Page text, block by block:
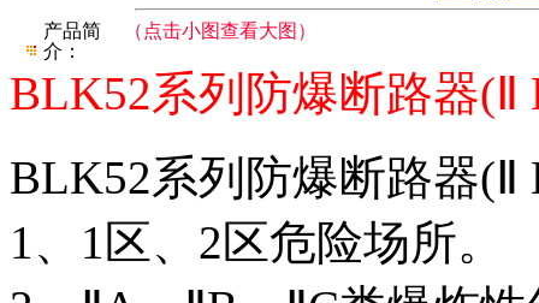
产品简
介：
（点击小图查看大图）
BLK52系列防爆断路器(Ⅱ
BLK52系列防爆断路器(Ⅱ
1、1区、2区危险场所。